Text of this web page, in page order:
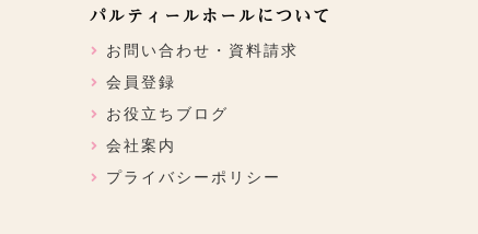
パルティールホールについて
お問い合わせ・資料請求
会員登録
お役立ちブログ
会社案内
プライバシーポリシー